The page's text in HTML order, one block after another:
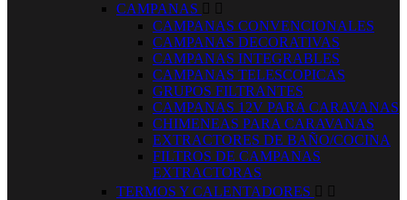
CAMPANAS  
CAMPANAS CONVENCIONALES
CAMPANAS DECORATIVAS
CAMPANAS INTEGRABLES
CAMPANAS TELESCOPICAS
GRUPOS FILTRANTES
CAMPANAS 12V PARA CARAVANAS
CHIMENEAS PARA CARAVANAS
EXTRACTORES DE BAÑO/COCINA
FILTROS DE CAMPANAS
EXTRACTORAS
TERMOS Y CALENTADORES  